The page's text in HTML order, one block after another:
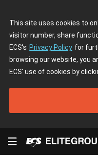
This site uses cookies to
visitor number, share
ECS's Privacy Policy for
browsing our website, you
ECS' use of cookies by